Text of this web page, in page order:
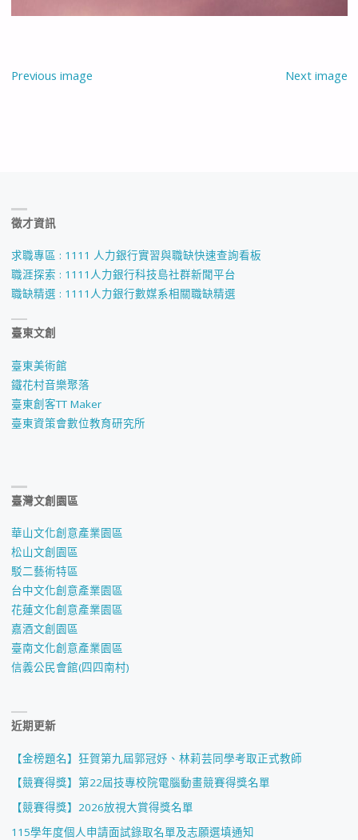
Previous image Next image
徵才資訊
求職專區 : 1111 人力銀行實習與職缺快速查詢看板
職涯探索 : 1111人力銀行科技島社群新聞平台
職缺精選 : 1111人力銀行數媒系相關職缺精選
臺東文創
臺東美術館
鐵花村音樂聚落
臺東創客TT Maker
臺東資策會數位教育研究所
臺灣文創園區
華山文化創意產業園區
松山文創園區
駁二藝術特區
台中文化創意產業園區
花蓮文化創意產業園區
嘉酒文創園區
臺南文化創意產業園區
信義公民會館(四四南村)
近期更新
【金榜題名】狂賀第九屆郭冠妤、林莉芸同學考取正式教師
【競賽得獎】第22屆技專校院電腦動畫競賽得獎名單
【競賽得獎】2026放視大賞得獎名單
115學年度個人申請面試錄取名單及志願選填通知